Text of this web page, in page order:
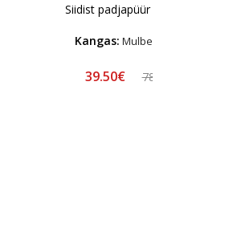
Siidist padjapüür "Antico"
Kangas: Mulberry Siid
39.50€ 78.99€